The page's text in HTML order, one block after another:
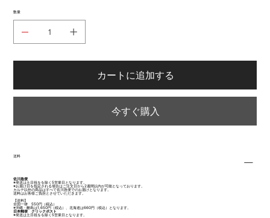
数量
カートに追加する
今すぐ購入
送料
佐川急便
※発送は土日祝をを除く5営業日となります。
※お届け日を指定される場合はご注文日から2週間以内が可能となっております。
カルテ以外の商品はすべて佐川急便でのお届けとなります。
送料はお客様ご負担とさせていただきます。
【送料】
全国一律 550円（税込）
※沖縄・離島は1,650円（税込）、北海道は660円（税込）となります。
日本郵便 クリックポスト
※発送は土日祝をを除く5営業日となります。